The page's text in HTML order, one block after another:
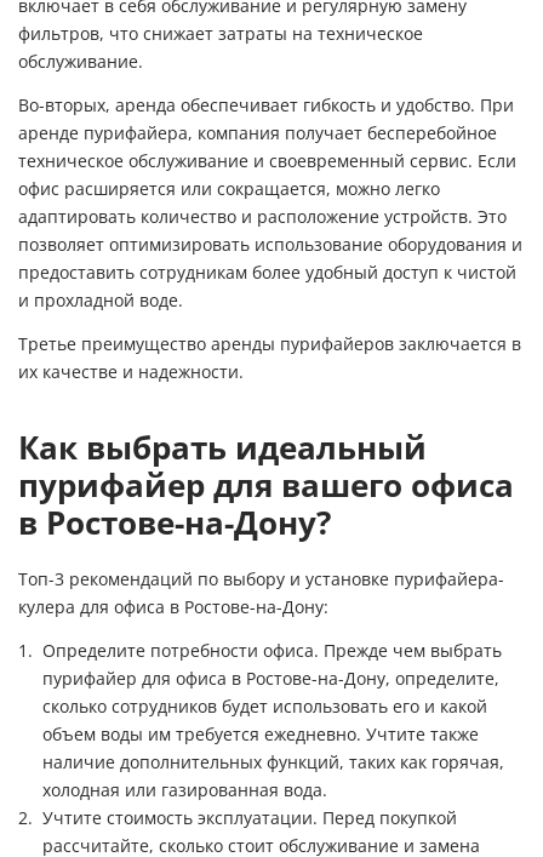
включает в себя обслуживание и регулярную замену
фильтров, что снижает затраты на техническое
обслуживание.
Во-вторых, аренда обеспечивает гибкость и удобство. При
аренде пурифайера, компания получает бесперебойное
техническое обслуживание и своевременный сервис. Если
офис расширяется или сокращается, можно легко
адаптировать количество и расположение устройств. Это
позволяет оптимизировать использование оборудования и
предоставить сотрудникам более удобный доступ к чистой
и прохладной воде.
Третье преимущество аренды пурифайеров заключается в
их качестве и надежности.
Как выбрать идеальный
пурифайер для вашего офиса
в Ростове-на-Дону?
Топ-3 рекомендаций по выбору и установке пурифайера-
кулера для офиса в Ростове-на-Дону:
Определите потребности офиса. Прежде чем выбрать
пурифайер для офиса в Ростове-на-Дону, определите,
сколько сотрудников будет использовать его и какой
объем воды им требуется ежедневно. Учтите также
наличие дополнительных функций, таких как горячая,
холодная или газированная вода.
Учтите стоимость эксплуатации. Перед покупкой
рассчитайте, сколько стоит обслуживание и замена